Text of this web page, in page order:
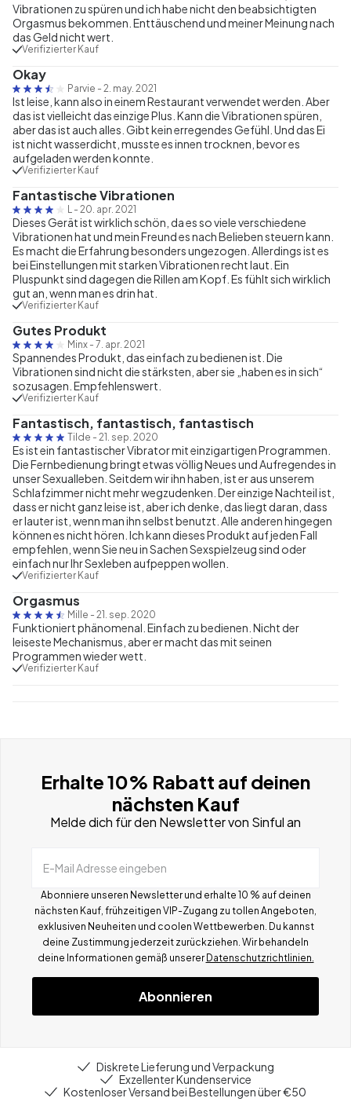
Vibrationen zu spüren und ich habe nicht den beabsichtigten
Orgasmus bekommen. Enttäuschend und meiner Meinung nach
das Geld nicht wert.
Verifizierter Kauf
Okay
Parvie - 2. may. 2021
Ist leise, kann also in einem Restaurant verwendet werden. Aber
das ist vielleicht das einzige Plus. Kann die Vibrationen spüren,
aber das ist auch alles. Gibt kein erregendes Gefühl. Und das Ei
ist nicht wasserdicht, musste es innen trocknen, bevor es
aufgeladen werden konnte.
Verifizierter Kauf
Fantastische Vibrationen
- 20. apr. 2021
Dieses Gerät ist wirklich schön, da es so viele verschiedene
Vibrationen hat und mein Freund es nach Belieben steuern kann.
Es macht die Erfahrung besonders ungezogen. Allerdings ist es
bei Einstellungen mit starken Vibrationen recht laut. Ein
Pluspunkt sind dagegen die Rillen am Kopf. Es fühlt sich wirklich
gut an, wenn man es drin hat.
Verifizierter Kauf
Gutes Produkt
Minx - 7. apr. 2021
Spannendes Produkt, das einfach zu bedienen ist. Die
Vibrationen sind nicht die stärksten, aber sie „haben es in sich“
sozusagen. Empfehlenswert.
Verifizierter Kauf
Fantastisch, fantastisch, fantastisch
Tilde - 21. sep. 2020
Es ist ein fantastischer Vibrator mit einzigartigen Programmen.
Die Fernbedienung bringt etwas völlig Neues und Aufregendes in
unser Sexualleben. Seitdem wir ihn haben, ist er aus unserem
Schlafzimmer nicht mehr wegzudenken. Der einzige Nachteil ist,
dass er nicht ganz leise ist, aber ich denke, das liegt daran, dass
er lauter ist, wenn man ihn selbst benutzt. Alle anderen hingegen
können es nicht hören. Ich kann dieses Produkt auf jeden Fall
empfehlen, wenn Sie neu in Sachen Sexspielzeug sind oder
einfach nur Ihr Sexleben aufpeppen wollen.
Verifizierter Kauf
Orgasmus
Mille - 21. sep. 2020
Funktioniert phänomenal. Einfach zu bedienen. Nicht der
leiseste Mechanismus, aber er macht das mit seinen
Programmen wieder wett.
Verifizierter Kauf
Erhalte 10% Rabatt auf deinen
nächsten Kauf
Melde dich für den Newsletter von Sinful an
E-Mail Adresse eingeben
Abonniere unseren Newsletter und erhalte 10 % auf deinen
nächsten Kauf, frühzeitigen VIP-Zugang zu tollen Angeboten,
exklusiven Neuheiten und coolen Wettbewerben. Du kannst
deine Zustimmung jederzeit zurückziehen. Wir behandeln
deine Informationen gemäß unserer Datenschutzrichtlinien.
Abonnieren
Diskrete Lieferung und Verpackung
Exzellenter Kundenservice
Kostenloser Versand bei Bestellungen über €50